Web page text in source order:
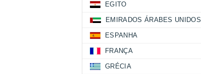
EGITO
EMIRADOS ÁRABES UNIDOS
ESPANHA
FRANÇA
GRÉCIA